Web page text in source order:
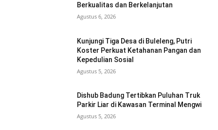
Berkualitas dan Berkelanjutan
Agustus 6, 2026
Kunjungi Tiga Desa di Buleleng, Putri
Koster Perkuat Ketahanan Pangan dan
Kepedulian Sosial
Agustus 5, 2026
Dishub Badung Tertibkan Puluhan Truk
Parkir Liar di Kawasan Terminal Mengwi
Agustus 5, 2026